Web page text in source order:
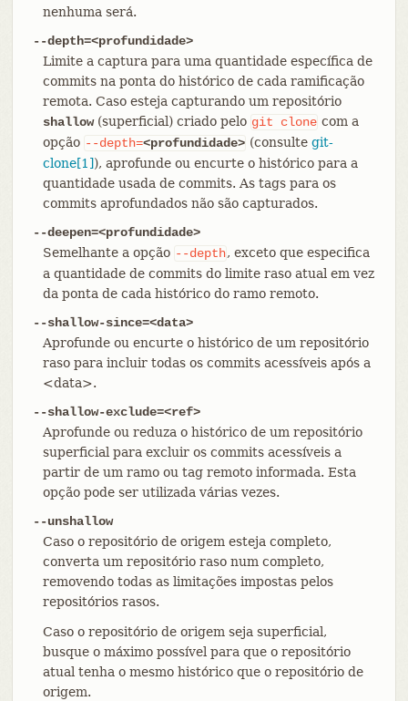
nenhuma será.
--depth=<profundidade>
Limite a captura para uma quantidade específica de
commits na ponta do histórico de cada ramificação
remota. Caso esteja capturando um repositório
shallow(superficial) criado pelo git clone com a
opção --depth=<profundidade> (consulte git-
clone[1]), aprofunde ou encurte o histórico para a
quantidade usada de commits. As tags para os
commits aprofundados não são capturados.
--deepen=<profundidade>
Semelhante a opção --depth, exceto que especifica
a quantidade de commits do limite raso atual em vez
da ponta de cada histórico do ramo remoto.
--shallow-since=<data>
Aprofunde ou encurte o histórico de um repositório
raso para incluir todas os commits acessíveis após a
<data>.
--shallow-exclude=<ref>
Aprofunde ou reduza o histórico de um repositório
superficial para excluir os commits acessíveis a
partir de um ramo ou tag remoto informada. Esta
opção pode ser utilizada várias vezes.
--unshallow
Caso o repositório de origem esteja completo,
converta um repositório raso num completo,
removendo todas as limitações impostas pelos
repositórios rasos.
Caso o repositório de origem seja superficial,
busque o máximo possível para que o repositório
atual tenha o mesmo histórico que o repositório de
origem.